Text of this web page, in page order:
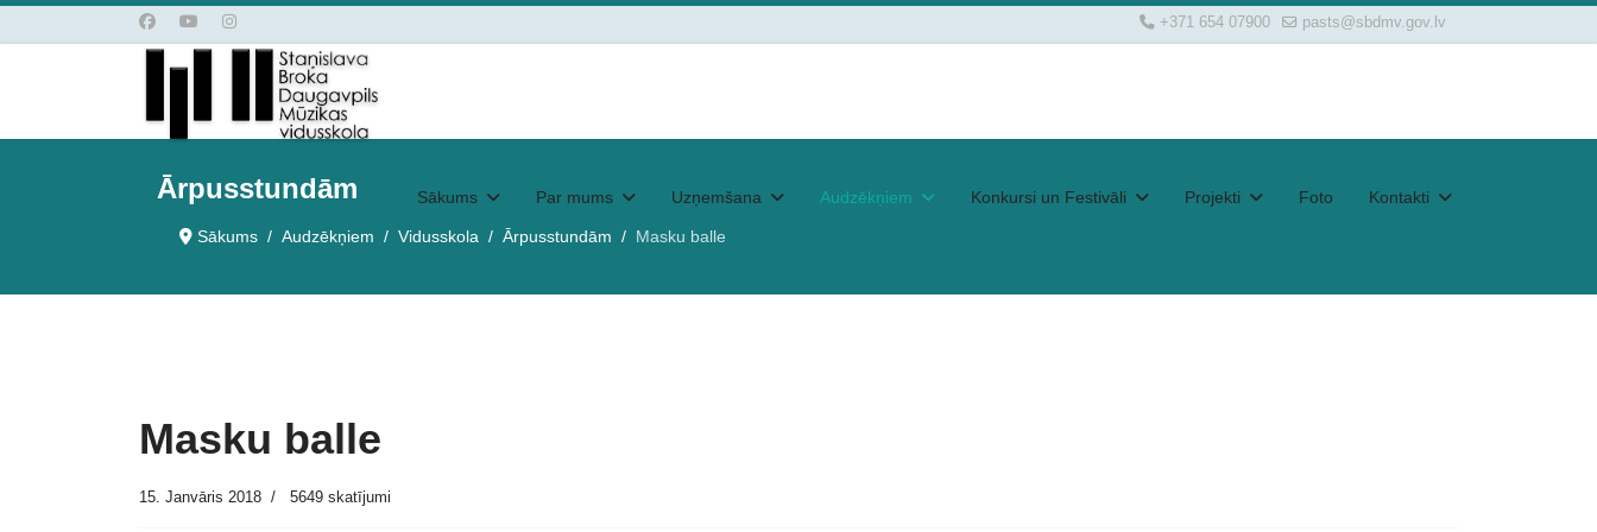
+371 654 07900 pasts@sbdmv.gov.lv
Sākums Par mums Uzņemšana Audzēkņiem Konkursi un Festivāli Projekti Foto Kontakti
Ārpusstundām
Sākums Audzēkņiem Vidusskola Ārpusstundām Masku balle
Masku balle
15. Janvāris 2018 5649 skatījumi